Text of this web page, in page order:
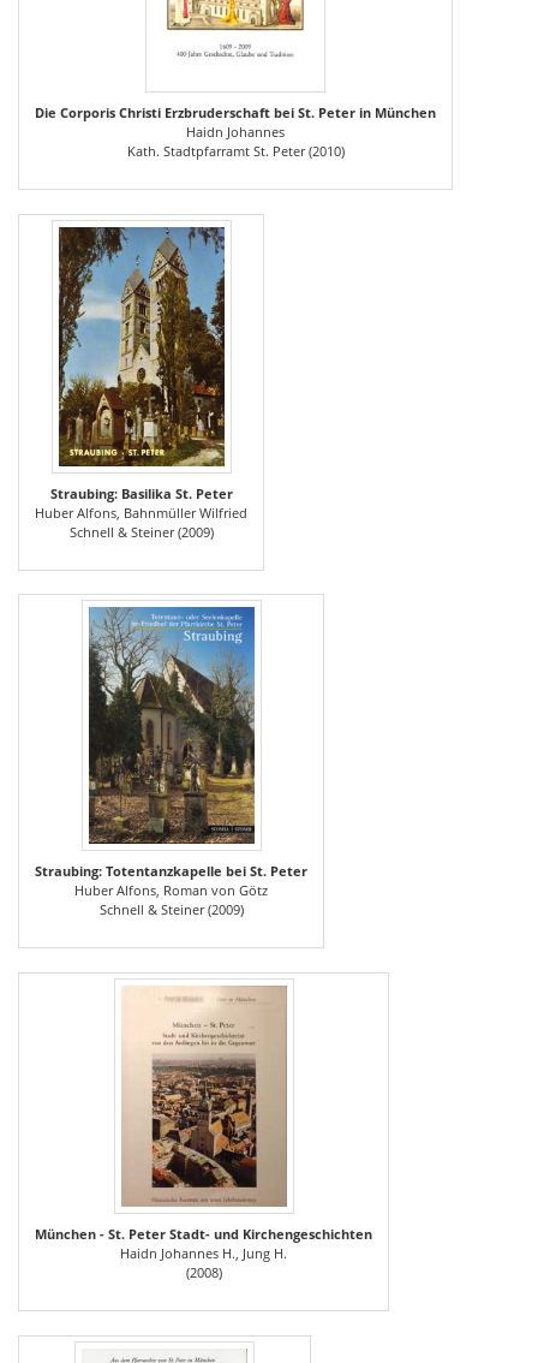
Die Corporis Christi Erzbruderschaft bei St. Peter in München
Haidn Johannes
Kath. Stadtpfarramt St. Peter (2010)
Straubing: Basilika St. Peter
Huber Alfons, Bahnmüller Wilfried
Schnell & Steiner (2009)
Straubing: Totentanzkapelle bei St. Peter
Huber Alfons, Roman von Götz
Schnell & Steiner (2009)
München - St. Peter Stadt- und Kirchengeschichten
Haidn Johannes H., Jung H.
(2008)